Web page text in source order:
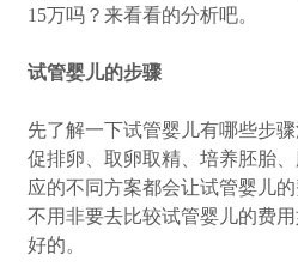
15万吗？来看看的分析吧。
试管婴儿的步骤
先了解一下试管婴儿有哪些步
促排卵、取卵取精、培养胚胎
应的不同方案都会让试管婴儿
不用非要去比较试管婴儿的费
好的。